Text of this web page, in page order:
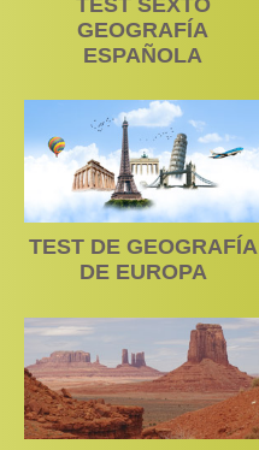
GEOGRAFÍA
ESPAÑOLA
TEST DE GEOGRAFÍA
DE EUROPA